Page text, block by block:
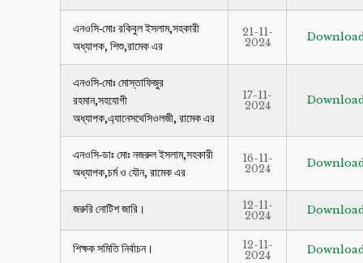
এনওসি-মোঃ রকিবুল ইসলাম,সহকারী
অধ্যাপক, শিশু,রামেক এর
21-11-
2024
এনওসি-মোঃ মোস্তাফিজুর
রহমান,সহযোগী
অধ্যাপক,এ্যানেসথেসিওলজী, রামেক এর
17-11-
2024
এনওসি-ডাঃ মোঃ নজরুল ইসলাম,সহকারী
অধ্যাপক,চর্ম ও যৌন, রামেক এর
16-11-
2024
জরুরি নোটিশ জারি। 12-11-
2024
শিক্ষক সমিতি নির্বাচন। 12-11-
2024